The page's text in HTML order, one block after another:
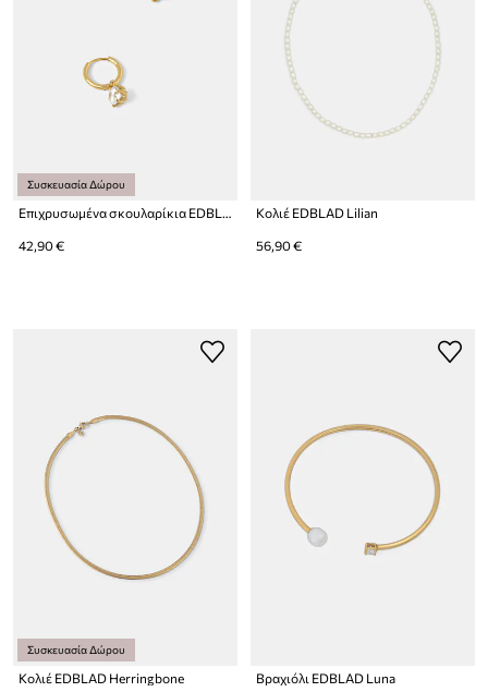
Συσκευασία Δώρου
Επιχρυσωμένα σκουλαρίκια EDBLAD Crown
42,90 €
Κολιέ EDBLAD Lilian
56,90 €
Συσκευασία Δώρου
Κολιέ EDBLAD Herringbone Βραχιόλι EDBLAD Luna